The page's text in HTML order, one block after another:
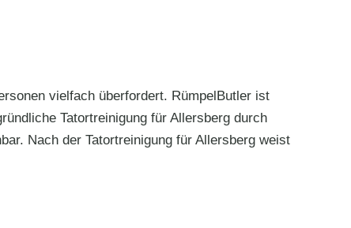
vielfach überfordert. RümpelButler ist
Tatortreinigung für Allersberg durch
Nach der Tatortreinigung für Allersberg weist